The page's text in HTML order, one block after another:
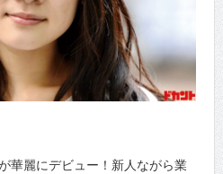
華麗にデビュー！新人ながら業